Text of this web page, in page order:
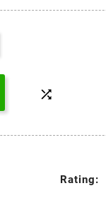

Rating: